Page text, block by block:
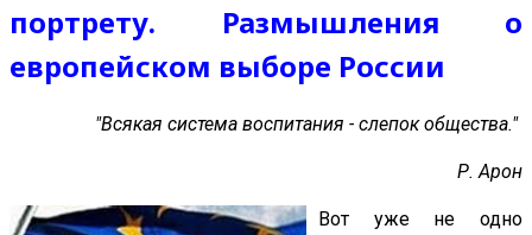
портрету. Размышления о
европейском выборе России
"Всякая система воспитания - слепок общества."
Р. Арон
Вот уже не одно